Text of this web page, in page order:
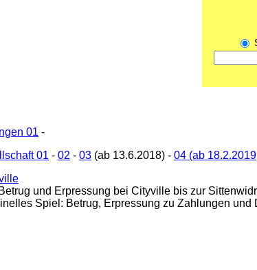
01 -
01 - 02 - 03 (ab 13.6.2018) - 04 (ab 18.2.2019
und Erpressung bei Cityville bis zur
Spiel: Betrug, Erpressung zu Zahlungen